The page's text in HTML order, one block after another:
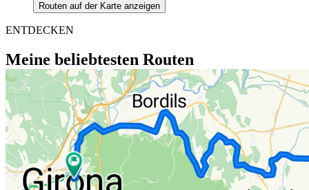
Routen auf der Karte anzeigen
ENTDECKEN
Meine beliebtesten Routen